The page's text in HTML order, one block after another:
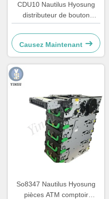
CDU10 Nautilus Hyosung
distributeur de bouton
automatique de pièces
détachées 7310000709
Causez Maintenant
So8347 Nautilus Hyosung
pièces ATM comptoir